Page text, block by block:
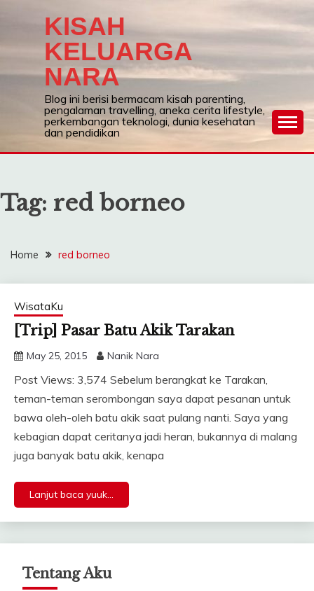
KISAH
KELUARGA
NARA
Blog ini berisi bermacam kisah parenting,
pengalaman travelling, aneka cerita lifestyle,
perkembangan teknologi, dunia kesehatan
dan pendidikan
Tag: red borneo
Home red borneo
WisataKu
[Trip] Pasar Batu Akik Tarakan
May 25, 2015 Nanik Nara
Post Views: 3,574 Sebelum berangkat ke Tarakan,
teman-teman serombongan saya dapat pesanan untuk
bawa oleh-oleh batu akik saat pulang nanti. Saya yang
kebagian dapat ceritanya jadi heran, bukannya di malang
juga banyak batu akik, kenapa
Lanjut baca yuuk...
Tentang Aku